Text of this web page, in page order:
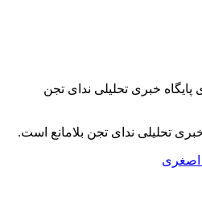
خبری تحلیلی ندای تجن
تحلیلی ندای تجن بلامانع است.
اصغری